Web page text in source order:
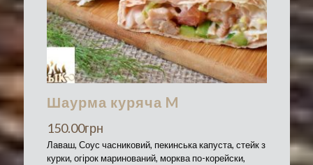
Шаурма куряча M
150.00грн
Лаваш, Соус часниковий, пекинська капуста, стейк з
курки, огірок маринований, морква по-корейски,